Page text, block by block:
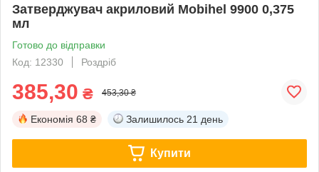
Затверджувач акриловий Mobihel 9900 0,375
мл
Готово до відправки
Код: 12330
Роздріб
385,30 ₴ 453,30 ₴
Економія 68 ₴ Залишилось 21 день
Купити